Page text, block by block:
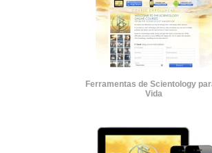
Ferramentas de Scientology
Vida